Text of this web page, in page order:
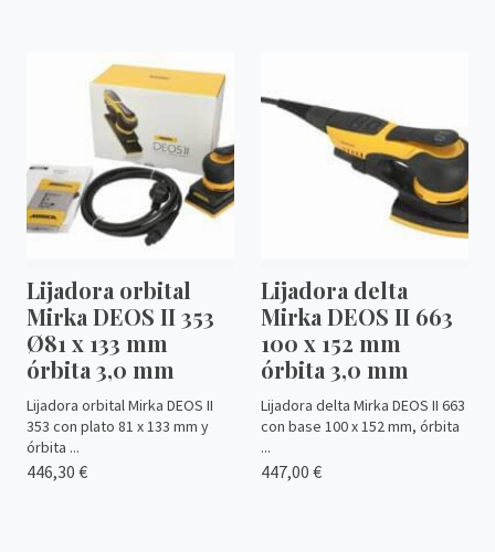
Lijadora orbital
Mirka DEOS II 353
Ø81 x 133 mm
órbita 3,0 mm
Lijadora orbital Mirka DEOS II
353 con plato 81 x 133 mm y
órbita ...
446,30 €
Lijadora delta
Mirka DEOS II 663
100 x 152 mm
órbita 3,0 mm
Lijadora delta Mirka DEOS II 663
con base 100 x 152 mm, órbita
...
447,00 €